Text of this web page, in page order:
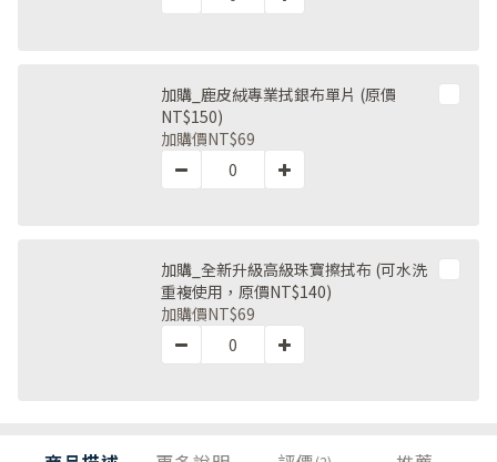
加購_鹿皮絨專業拭銀布單片 (原價
NT$150)
加購價NT$69
加購_全新升級高級珠寶擦拭布 (可水洗
重複使用，原價NT$140)
加購價NT$69